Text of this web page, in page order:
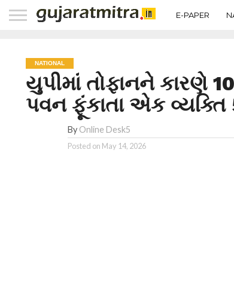
E-PAPER
NATIONAL
યુપીમાં તોફાનને કારણે
પવન ફૂંકાતા એક વ્યક્તિ
By Online Desk5
Posted on May 14, 2026